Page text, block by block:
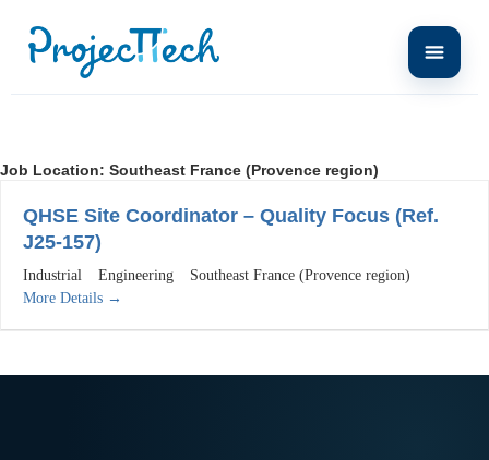
Job Location: Southeast France (Provence region)
QHSE Site Coordinator – Quality Focus (Ref.
J25-157)
Industrial Engineering
Southeast France (Provence region)
More Details